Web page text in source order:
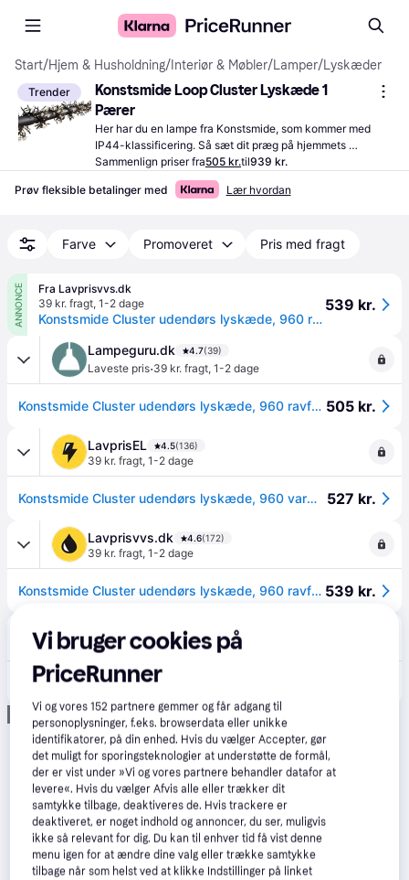
Start/Hjem & Husholdning/ Interiør & Møbler/Lamper/Lyskæder
Trender
Konstsmide Loop Cluster Lyskæde 1
Pærer
Her har du en lampe fra Konstsmide, som kommer med
IP44-klassificering. Så sæt dit præg på hjemmets
indretning med den her belysning.
Sammenlign priser fra505 kr.til939 kr.
Prøv fleksible betalinger med Lær hvordan
Farve Promoveret Pris med fragt
ANNONCE
Fra Lavprisvvs.dk
39 kr. fragt, 1-2 dage
Konstsmide Cluster udendørs lyskæde, 960 ravfarvede lys, 7,2 meter
539 kr.
Lampeguru.dk 4.7(39)
Laveste pris·39 kr. fragt, 1-2 dage
Konstsmide Cluster udendørs lyskæde, 960 ravfarvede lys, 7,2 meter 505 kr.
LavprisEL 4.5(136)
39 kr. fragt, 1-2 dage
Konstsmide Cluster udendørs lyskæde, 960 varm hvide lys, 7,2 meter 527 kr.
Lavprisvvs.dk 4.6(172)
39 kr. fragt, 1-2 dage
Konstsmide Cluster udendørs lyskæde, 960 ravfarvede lys, 7,2 meter 539 kr.
VVS-Eksperten.dk (43)
39 kr. fragt,1-2 dage
Annonce
Vi bruger cookies på
PriceRunner
Vi og vores152 partnere gemmer og får adgang til
personoplysninger, f.eks. browserdata eller unikke
identifikatorer, på din enhed. Hvis du vælger Accepter, gør
det muligt for sporingsteknologier at understøtte de formål,
der er vist under »Vi og vores partnere behandler datafor at
levere«. Hvis du vælger Afvis alle eller trækker dit
samtykke tilbage, deaktiveres de. Hvis trackere er
deaktiveret, er noget indhold og annoncer, du ser, muligvis
ikke så relevant for dig. Du kan til enhver tid få vist denne
menu igen for at ændre dine valg eller trække samtykke
tilbage når som helst ved at klikke Indstillinger på linket